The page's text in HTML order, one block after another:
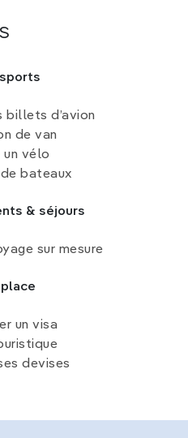
billets d’avion
de van
un vélo
bateaux
& séjours
sur mesure
un visa
devises